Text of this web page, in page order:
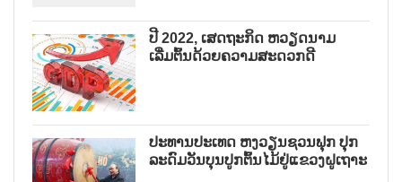
ປີ 2022, ເສດຖະກິດ ຫວຽດນາມ
ເລີ່ມຕົ້ນດ້ວຍຄວາມສະດວກດີ
ປະທານປະເທດ ຫງວຽນຊວນຟຸກ ປຸກ
ລະດົມວັນບຸນປູກຕົ້ນໄມ້ຢູ່ແຂວງຝູເຖາະ